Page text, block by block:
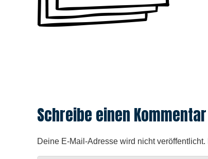
Schreibe einen Kommentar
Deine E-Mail-Adresse wird nicht veröffentlicht.